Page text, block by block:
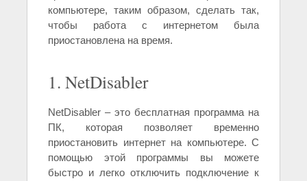
компьютере, таким образом, сделать так,
чтобы работа с интернетом была
приостановлена на время.
1. NetDisabler
NetDisabler – это бесплатная программа на
ПК, которая позволяет временно
приостановить интернет на компьютере. С
помощью этой программы вы можете
быстро и легко отключить подключение к